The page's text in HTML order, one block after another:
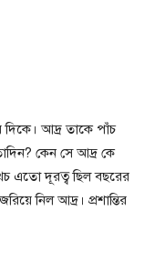
আদ্র তাকে পাঁচ
কেন সে আদ্র কে
এতো দূরত্ব ছিল বছরের
নিল আদ্র। প্রশান্তির